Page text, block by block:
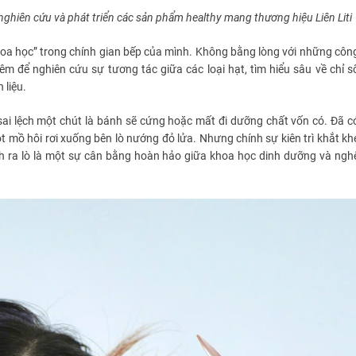
cứu và phát triển các sản phẩm healthy mang thương hiệu Liên Liti
học” trong chính gian bếp của mình. Không bằng lòng với những
để nghiên cứu sự tương tác giữa các loại hạt, tìm hiểu sâu về chỉ
liệu.
lệch một chút là bánh sẽ cứng hoặc mất đi dưỡng chất vốn có. Đã
mồ hôi rơi xuống bên lò nướng đỏ lửa. Nhưng chính sự kiên trì khắt
lò là một sự cân bằng hoàn hảo giữa khoa học dinh dưỡng và